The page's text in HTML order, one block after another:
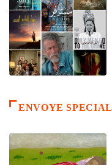
ENVOYE SPECIAL